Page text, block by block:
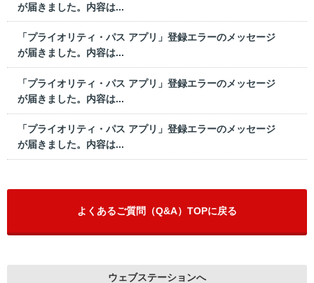
が届きました。内容は...
「プライオリティ・パス アプリ」登録エラーのメッセージ
が届きました。内容は...
「プライオリティ・パス アプリ」登録エラーのメッセージ
が届きました。内容は...
「プライオリティ・パス アプリ」登録エラーのメッセージ
が届きました。内容は...
よくあるご質問（Q&A）TOPに戻る
ウェブステーションへ